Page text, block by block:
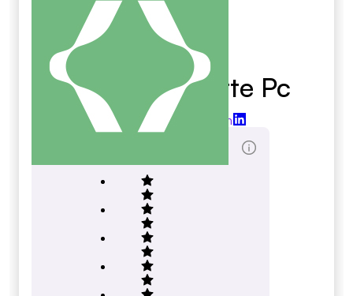
Bailey Duquette Pc
baileyduquette.com